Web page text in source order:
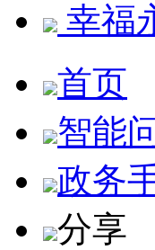
幸福
首页
智能
政务
分享